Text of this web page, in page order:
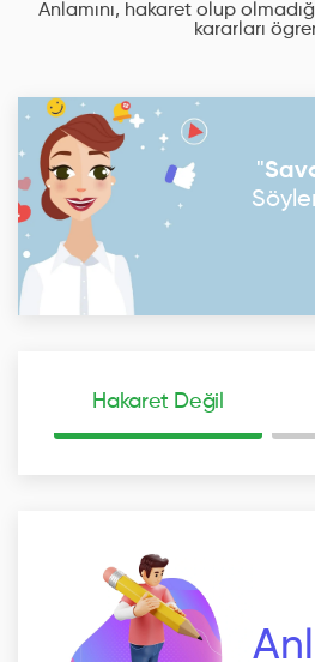
Anlamını, hakaret olup
kararları
"
Hakaret Değil